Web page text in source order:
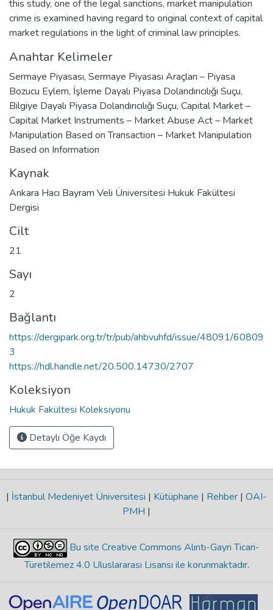
this study, one of the legal sanctions, market manipulation
crime is examined having regard to original context of capital
market regulations in the light of criminal law principles.
Anahtar Kelimeler
Sermaye Piyasası, Sermaye Piyasası Araçları – Piyasa
Bozucu Eylem, İşleme Dayalı Piyasa Dolandırıcılığı Suçu,
Bilgiye Dayalı Piyasa Dolandırıcılığı Suçu, Capital Market –
Capital Market Instruments – Market Abuse Act – Market
Manipulation Based on Transaction – Market Manipulation
Based on Information
Kaynak
Ankara Hacı Bayram Veli Üniversitesi Hukuk Fakültesi
Dergisi
Cilt
21
Sayı
2
Bağlantı
https://dergipark.org.tr/tr/pub/ahbvuhfd/issue/48091/60809
3
https://hdl.handle.net/20.500.14730/2707
Koleksiyon
Hukuk Fakültesi Koleksiyonu
Detaylı Öğe Kaydı
| İstanbul Medeniyet Üniversitesi | Kütüphane | Rehber | OAI-
PMH |
Bu site Creative Commons Alıntı-Gayri Ticari-
Türetilemez 4.0 Uluslararası Lisansı ile korunmaktadır.